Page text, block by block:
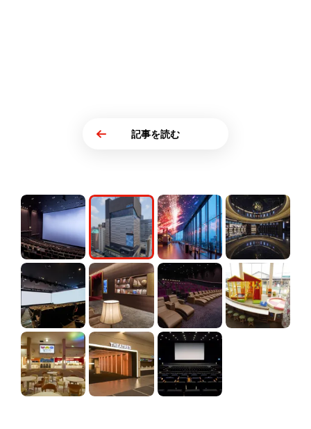
記事を読む